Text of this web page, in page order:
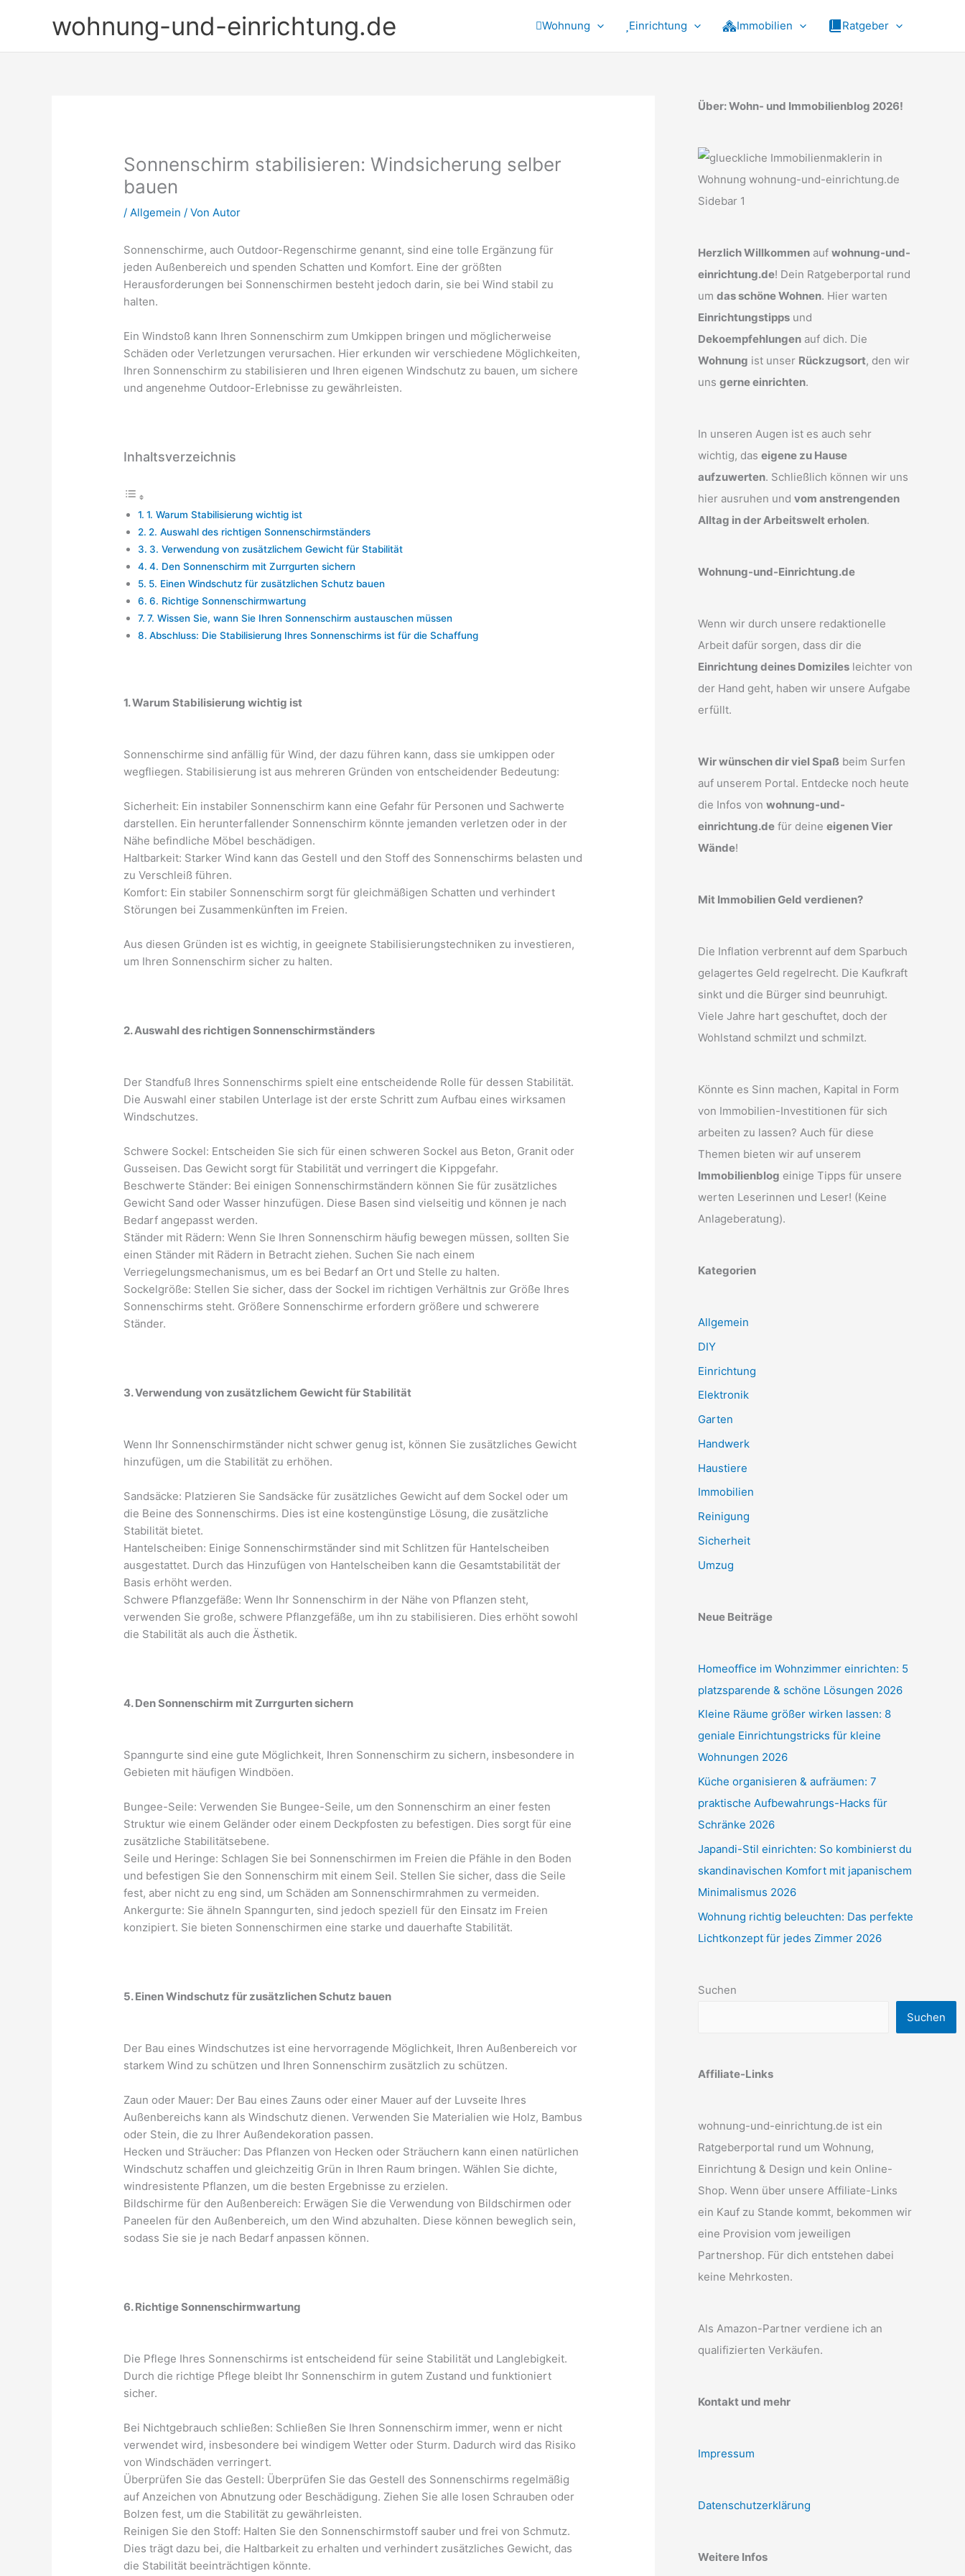
wohnung-und-einrichtung.de Wohnung Einrichtung Immobilien Ratgeber
Sonnenschirm stabilisieren: Windsicherung selber
bauen
/Allgemein / VonAutor
Sonnenschirme, auch Outdoor-Regenschirme genannt, sind eine tolle Ergänzung für
jeden Außenbereich und spenden Schatten und Komfort. Eine der größten
Herausforderungen bei Sonnenschirmen besteht jedoch darin, sie bei Wind stabil zu
halten.
Ein Windstoß kann Ihren Sonnenschirm zum Umkippen bringen und möglicherweise
Schäden oder Verletzungen verursachen. Hier erkunden wir verschiedene Möglichkeiten,
Ihren Sonnenschirm zu stabilisieren und Ihren eigenen Windschutz zu bauen, um sichere
und angenehme Outdoor-Erlebnisse zu gewährleisten.
Inhaltsverzeichnis
1. Warum Stabilisierung wichtig ist
2. Auswahl des richtigen Sonnenschirmständers
3. Verwendung von zusätzlichem Gewicht für Stabilität
4. Den Sonnenschirm mit Zurrgurten sichern
5. Einen Windschutz für zusätzlichen Schutz bauen
6. Richtige Sonnenschirmwartung
7. Wissen Sie, wann Sie Ihren Sonnenschirm austauschen müssen
Abschluss: Die Stabilisierung Ihres Sonnenschirms ist für die Schaffung
1. Warum Stabilisierung wichtig ist
Sonnenschirme sind anfällig für Wind, der dazu führen kann, dass sie umkippen oder
wegfliegen. Stabilisierung ist aus mehreren Gründen von entscheidender Bedeutung:
Sicherheit: Ein instabiler Sonnenschirm kann eine Gefahr für Personen und Sachwerte
darstellen. Ein herunterfallender Sonnenschirm könnte jemanden verletzen oder in der
Nähe befindliche Möbel beschädigen.
Haltbarkeit: Starker Wind kann das Gestell und den Stoff des Sonnenschirms belasten und
zu Verschleiß führen.
Komfort: Ein stabiler Sonnenschirm sorgt für gleichmäßigen Schatten und verhindert
Störungen bei Zusammenkünften im Freien.
Aus diesen Gründen ist es wichtig, in geeignete Stabilisierungstechniken zu investieren,
um Ihren Sonnenschirm sicher zu halten.
2. Auswahl des richtigen Sonnenschirmständers
Der Standfuß Ihres Sonnenschirms spielt eine entscheidende Rolle für dessen Stabilität.
Die Auswahl einer stabilen Unterlage ist der erste Schritt zum Aufbau eines wirksamen
Windschutzes.
Schwere Sockel: Entscheiden Sie sich für einen schweren Sockel aus Beton, Granit oder
Gusseisen. Das Gewicht sorgt für Stabilität und verringert die Kippgefahr.
Beschwerte Ständer: Bei einigen Sonnenschirmständern können Sie für zusätzliches
Gewicht Sand oder Wasser hinzufügen. Diese Basen sind vielseitig und können je nach
Bedarf angepasst werden.
Ständer mit Rädern: Wenn Sie Ihren Sonnenschirm häufig bewegen müssen, sollten Sie
einen Ständer mit Rädern in Betracht ziehen. Suchen Sie nach einem
Verriegelungsmechanismus, um es bei Bedarf an Ort und Stelle zu halten.
Sockelgröße: Stellen Sie sicher, dass der Sockel im richtigen Verhältnis zur Größe Ihres
Sonnenschirms steht. Größere Sonnenschirme erfordern größere und schwerere
Ständer.
3. Verwendung von zusätzlichem Gewicht für Stabilität
Wenn Ihr Sonnenschirmständer nicht schwer genug ist, können Sie zusätzliches Gewicht
hinzufügen, um die Stabilität zu erhöhen.
Sandsäcke: Platzieren Sie Sandsäcke für zusätzliches Gewicht auf dem Sockel oder um
die Beine des Sonnenschirms. Dies ist eine kostengünstige Lösung, die zusätzliche
Stabilität bietet.
Hantelscheiben: Einige Sonnenschirmständer sind mit Schlitzen für Hantelscheiben
ausgestattet. Durch das Hinzufügen von Hantelscheiben kann die Gesamtstabilität der
Basis erhöht werden.
Schwere Pflanzgefäße: Wenn Ihr Sonnenschirm in der Nähe von Pflanzen steht,
verwenden Sie große, schwere Pflanzgefäße, um ihn zu stabilisieren. Dies erhöht sowohl
die Stabilität als auch die Ästhetik.
4. Den Sonnenschirm mit Zurrgurten sichern
Spanngurte sind eine gute Möglichkeit, Ihren Sonnenschirm zu sichern, insbesondere in
Gebieten mit häufigen Windböen.
Bungee-Seile: Verwenden Sie Bungee-Seile, um den Sonnenschirm an einer festen
Struktur wie einem Geländer oder einem Deckpfosten zu befestigen. Dies sorgt für eine
zusätzliche Stabilitätsebene.
Seile und Heringe: Schlagen Sie bei Sonnenschirmen im Freien die Pfähle in den Boden
und befestigen Sie den Sonnenschirm mit einem Seil. Stellen Sie sicher, dass die Seile
fest, aber nicht zu eng sind, um Schäden am Sonnenschirmrahmen zu vermeiden.
Ankergurte: Sie ähneln Spanngurten, sind jedoch speziell für den Einsatz im Freien
konzipiert. Sie bieten Sonnenschirmen eine starke und dauerhafte Stabilität.
5. Einen Windschutz für zusätzlichen Schutz bauen
Der Bau eines Windschutzes ist eine hervorragende Möglichkeit, Ihren Außenbereich vor
starkem Wind zu schützen und Ihren Sonnenschirm zusätzlich zu schützen.
Zaun oder Mauer: Der Bau eines Zauns oder einer Mauer auf der Luvseite Ihres
Außenbereichs kann als Windschutz dienen. Verwenden Sie Materialien wie Holz, Bambus
oder Stein, die zu Ihrer Außendekoration passen.
Hecken und Sträucher: Das Pflanzen von Hecken oder Sträuchern kann einen natürlichen
Windschutz schaffen und gleichzeitig Grün in Ihren Raum bringen. Wählen Sie dichte,
windresistente Pflanzen, um die besten Ergebnisse zu erzielen.
Bildschirme für den Außenbereich: Erwägen Sie die Verwendung von Bildschirmen oder
Paneelen für den Außenbereich, um den Wind abzuhalten. Diese können beweglich sein,
sodass Sie sie je nach Bedarf anpassen können.
6. Richtige Sonnenschirmwartung
Die Pflege Ihres Sonnenschirms ist entscheidend für seine Stabilität und Langlebigkeit.
Durch die richtige Pflege bleibt Ihr Sonnenschirm in gutem Zustand und funktioniert
sicher.
Bei Nichtgebrauch schließen: Schließen Sie Ihren Sonnenschirm immer, wenn er nicht
verwendet wird, insbesondere bei windigem Wetter oder Sturm. Dadurch wird das Risiko
von Windschäden verringert.
Überprüfen Sie das Gestell: Überprüfen Sie das Gestell des Sonnenschirms regelmäßig
auf Anzeichen von Abnutzung oder Beschädigung. Ziehen Sie alle losen Schrauben oder
Bolzen fest, um die Stabilität zu gewährleisten.
Reinigen Sie den Stoff: Halten Sie den Sonnenschirmstoff sauber und frei von Schmutz.
Dies trägt dazu bei, die Haltbarkeit zu erhalten und verhindert zusätzliches Gewicht, das
die Stabilität beeinträchtigen könnte.
Über: Wohn- und Immobilienblog 2026!
Herzlich Willkommen auf wohnung-und-
einrichtung.de! Dein Ratgeberportal rund
um das schöne Wohnen. Hier warten
Einrichtungstipps und
Dekoempfehlungen auf dich. Die
Wohnung ist unser Rückzugsort, den wir
uns gerne einrichten.
In unseren Augen ist es auch sehr
wichtig, das eigene zu Hause
aufzuwerten. Schließlich können wir uns
hier ausruhen und vom anstrengenden
Alltag in der Arbeitswelt erholen.
Wohnung-und-Einrichtung.de
Wenn wir durch unsere redaktionelle
Arbeit dafür sorgen, dass dir die
Einrichtung deines Domiziles leichter von
der Hand geht, haben wir unsere Aufgabe
erfüllt.
Wir wünschen dir viel Spaß beim Surfen
auf unserem Portal. Entdecke noch heute
die Infos von wohnung-und-
einrichtung.de für deine eigenen Vier
Wände!
Mit Immobilien Geld verdienen?
Die Inflation verbrennt auf dem Sparbuch
gelagertes Geld regelrecht. Die Kaufkraft
sinkt und die Bürger sind beunruhigt.
Viele Jahre hart geschuftet, doch der
Wohlstand schmilzt und schmilzt.
Könnte es Sinn machen, Kapital in Form
von Immobilien-Investitionen für sich
arbeiten zu lassen? Auch für diese
Themen bieten wir auf unserem
Immobilienblog einige Tipps für unsere
werten Leserinnen und Leser! (Keine
Anlageberatung).
Kategorien
Allgemein
DIY
Einrichtung
Elektronik
Garten
Handwerk
Haustiere
Immobilien
Reinigung
Sicherheit
Umzug
Neue Beiträge
Homeoffice im Wohnzimmer einrichten: 5
platzsparende & schöne Lösungen 2026
Kleine Räume größer wirken lassen: 8
geniale Einrichtungstricks für kleine
Wohnungen 2026
Küche organisieren & aufräumen: 7
praktische Aufbewahrungs-Hacks für
Schränke 2026
Japandi-Stil einrichten: So kombinierst du
skandinavischen Komfort mit japanischem
Minimalismus 2026
Wohnung richtig beleuchten: Das perfekte
Lichtkonzept für jedes Zimmer 2026
Suchen
Suchen
Affiliate-Links
wohnung-und-einrichtung.de ist ein
Ratgeberportal rund um Wohnung,
Einrichtung & Design und kein Online-
Shop. Wenn über unsere Affiliate-Links
ein Kauf zu Stande kommt, bekommen wir
eine Provision vom jeweiligen
Partnershop. Für dich entstehen dabei
keine Mehrkosten.
Als Amazon-Partner verdiene ich an
qualifizierten Verkäufen.
Kontakt und mehr
Impressum
Datenschutzerklärung
Weitere Infos